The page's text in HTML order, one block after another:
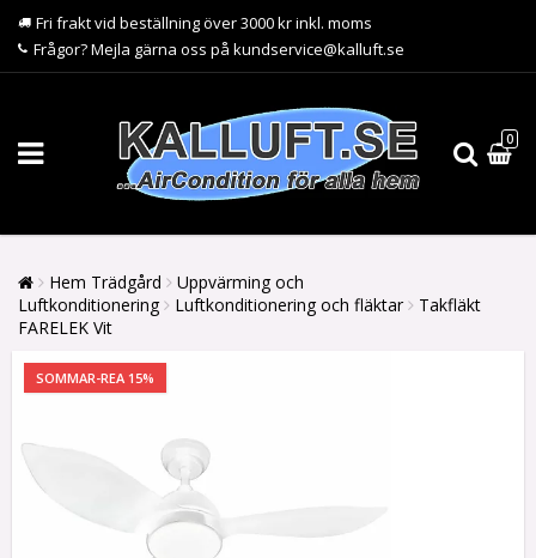
Fri frakt vid beställning över 3000 kr inkl. moms
Frågor? Mejla gärna oss på kundservice@kalluft.se
0
Hem Trädgård
Uppvärming och
Luftkonditionering
Luftkonditionering och fläktar
Takfläkt
FARELEK Vit
SOMMAR-REA 15%